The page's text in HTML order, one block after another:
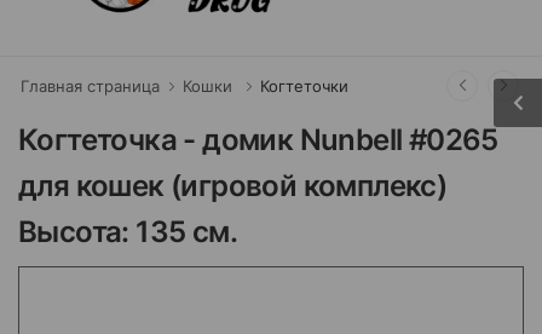
Главная страница Кошки Когтеточки
Когтеточка - домик Nunbell #0265
для кошек (игровой комплекс)
Высота: 135 см.